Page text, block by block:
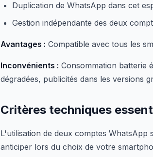
Duplication de WhatsApp dans cet
Gestion indépendante des deux
Avantages : Compatible avec tous les
Inconvénients : Consommation batterie
dégradées, publicités dans les versions
Critères techniques
L'utilisation de deux comptes WhatsApp
anticiper lors du choix de votre